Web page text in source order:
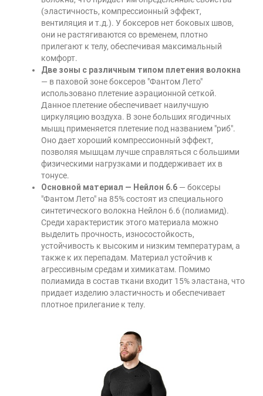
(эластичность, компрессионный эффект,
вентиляция и т.д.). У боксеров нет боковых швов,
они не растягиваются со временем, плотно
прилегают к телу, обеспечивая максимальный
комфорт.
Две зоны с различным типом плетения волокна
— в паховой зоне боксеров "Фантом Лето"
использовано плетение аэрационной сеткой.
Данное плетение обеспечивает наилучшую
циркуляцию воздуха. В зоне больших ягодичных
мышц применяется плетение под названием "риб".
Оно дает хороший компрессионный эффект,
позволяя мышцам лучше справляться с большими
физическими нагрузками и поддерживает их в
тонусе.
Основной материал — Нейлон 6.6 — боксеры
"Фантом Лето" на 85% состоят из специального
синтетического волокна Нейлон 6.6 (полиамид).
Среди характеристик этого материала можно
выделить прочность, износостойкость,
устойчивость к высоким и низким температурам, а
также к их перепадам. Материал устойчив к
агрессивным средам и химикатам. Помимо
полиамида в состав ткани входит 15% эластана, что
придает изделию эластичность и обеспечивает
плотное прилегание к телу.